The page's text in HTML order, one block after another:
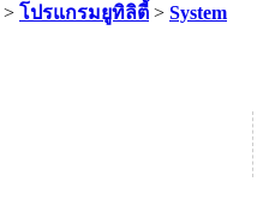
> โปรแกรมยูทิลิตี้ > System